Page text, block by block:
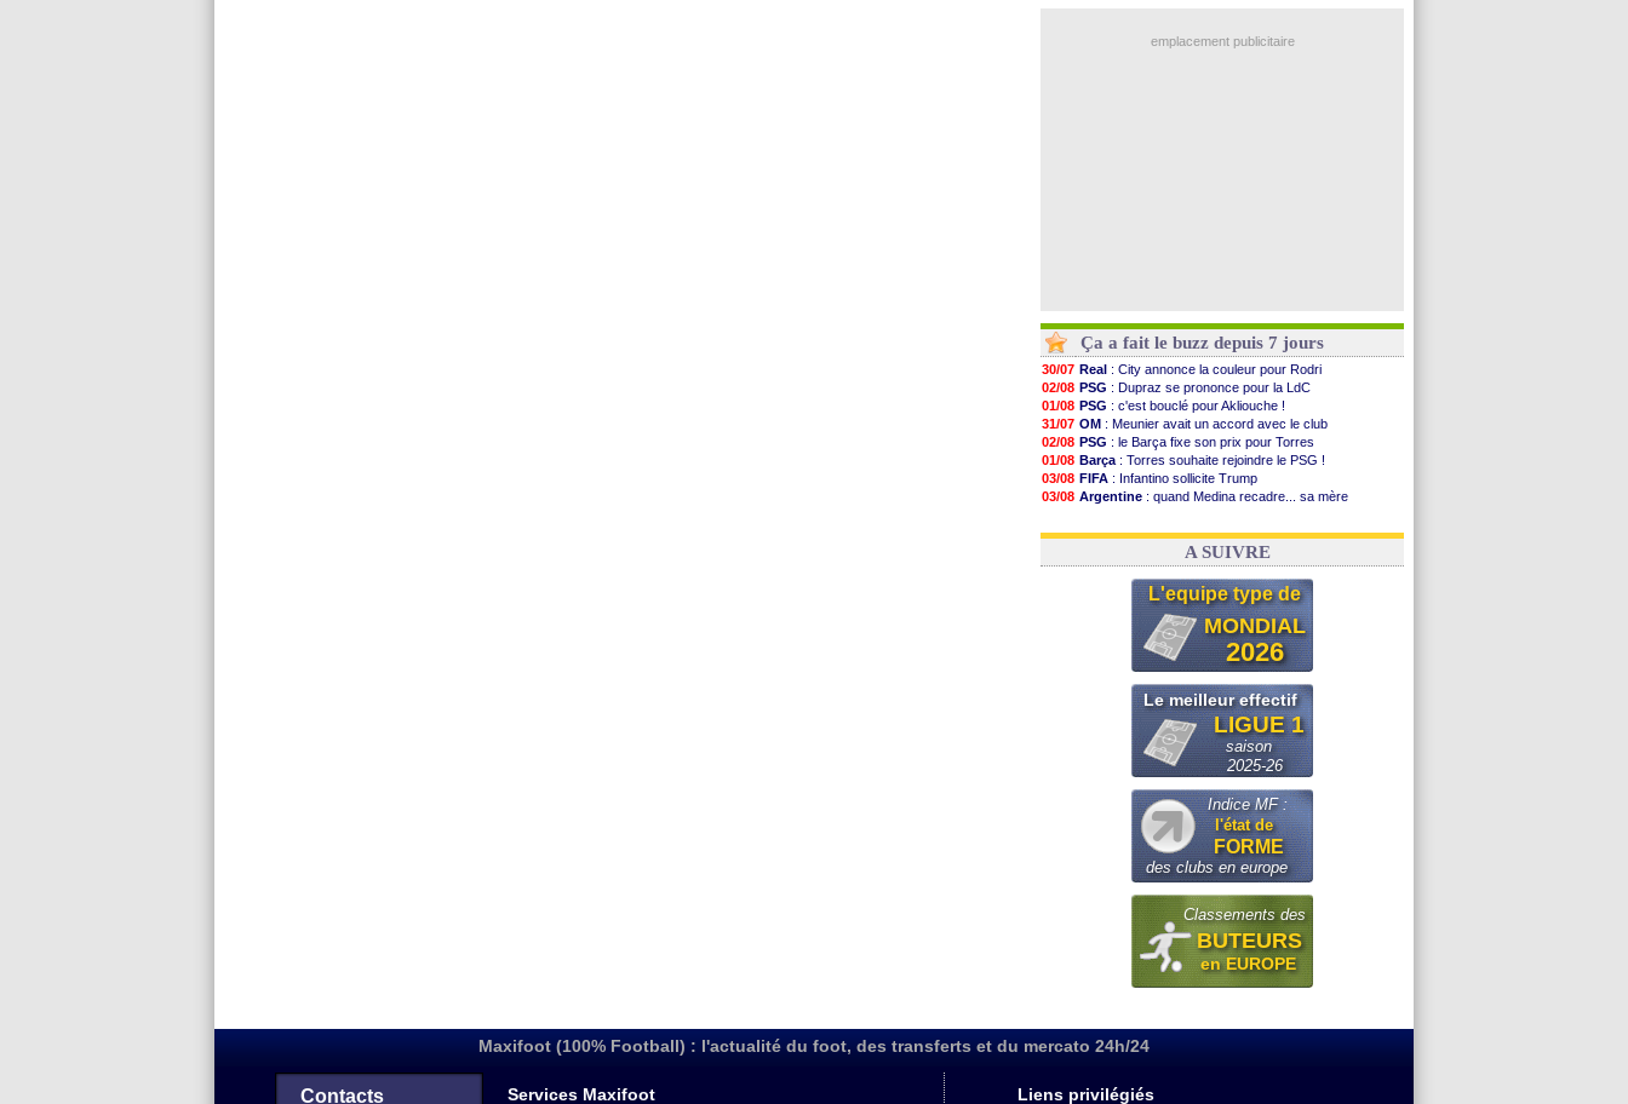
: une approche pour Diatta
emplacement publicitaire
Ça a fait le buzz depuis 7 jours
30/07 Real : City annonce la couleur pour Rodri
02/08 PSG : Dupraz se prononce pour la LdC
01/08 PSG : c'est bouclé pour Akliouche !
31/07 OM : Meunier avait un accord avec le club
02/08 PSG : le Barça fixe son prix pour Torres
01/08 Barça : Torres souhaite rejoindre le PSG !
03/08 FIFA : Infantino sollicite Trump
03/08 Argentine : quand Medina recadre... sa mère
03/08 OM: Paixão attire un 2e club anglais
A SUIVRE
L'equipe type de
MONDIAL
2026
Le meilleur effectif
LIGUE 1
saison
2025-26
Indice MF :
l'état de
FORME
des clubs en europe
Classements des
BUTEURS
en EUROPE
Maxifoot (100% Football) : l'actualité du foot, des transferts et du mercato 24h/24
Contacts Services Maxifoot Liens privilégiés